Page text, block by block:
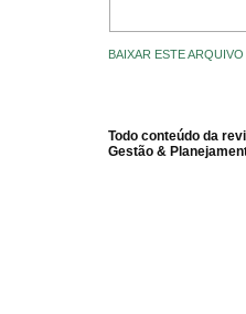
BAIXAR ESTE
Todo conteúdo da
Gestão &